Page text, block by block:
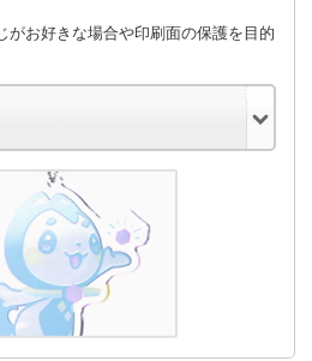
がお好きな場合や印刷面の保護を目的